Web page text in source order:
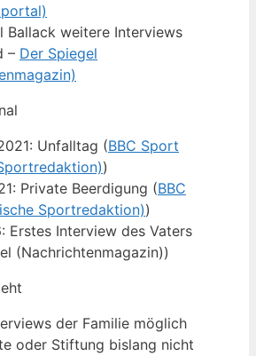
Ballack weitere Interviews
– Der Spiegel
Unfalltag (BBC Sport
)
Private Beerdigung (BBC
Sportredaktion))
Erstes Interview des Vaters
(Nachrichtenmagazin))
der Familie möglich
oder Stiftung bislang nicht